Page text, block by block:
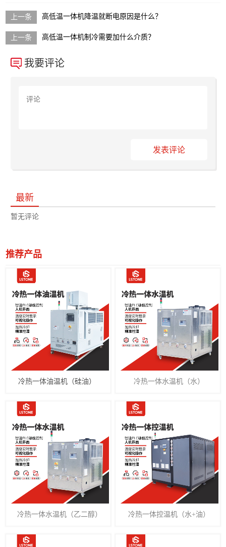
高低温一体机降温就断电原因是什么？
高低温一体机制冷需要加什么介质？
我要评论
发表评论
最新
暂无评论
推荐产品
冷热一体油温机（硅油） 冷热一体水温机（水）
冷热一体水温机（乙二醇） 冷热一体控温机（水+油）